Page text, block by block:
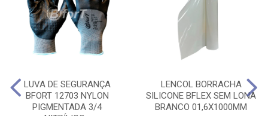
LUVA DE SEGURANÇA
BFORT 12703 NYLON
PIGMENTADA 3/4
LENCOL BORRACHA
SILICONE BFLEX SEM LONA
BRANCO 01,6X1000MM